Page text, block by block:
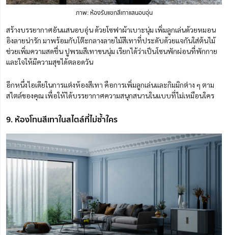
ภาพ: ห้องรับแขกสีเทาแสนอบอุ่น
สร้างบรรยากาศอันแสนอบอุ่น ด้วยโซฟาผ้าเบาะนุ่ม เพิ่มลูกเล่นด้วยหมอน
อิงลายน่ารัก มาพร้อมกับโต๊ะกลางลายไม้สีเทาที่ประดับด้วยแจกันใส่ต้นไม้
ช่วยเพิ่มความสดชื่น ปูพรมสีเทาขนนุ่ม เรียกได้ว่าเป็นโซนพักผ่อนที่พักกาย
และใจให้มีความสุขได้ตลอดวัน
อีกหนึ่งไอเดียในการแต่งห้องสีเทา คือการเพิ่มลูกเล่นและกิมมิกต่าง ๆ ตาม
สไตล์ของคุณ เพื่อให้ได้บรรยากาศความสนุกสนานในแบบที่ไม่เหมือนใคร
9. ห้องโทนสีเทาในสไตล์ที่ไม่ซ้ำใคร